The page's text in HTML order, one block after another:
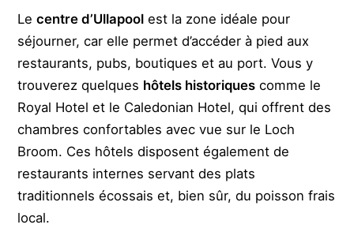
Lecentre d’Ullapool est la zone idéale pour
séjourner, car elle permet d’accéder à pied aux
restaurants, pubs, boutiques et au port. Vous y
trouverez quelques hôtels historiques comme le
Royal Hotel et le Caledonian Hotel, qui offrent des
chambres confortables avec vue sur le Loch
Broom. Ces hôtels disposent également de
restaurants internes servant des plats
traditionnels écossais et, bien sûr, du poisson frais
local.